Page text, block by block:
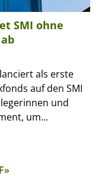
SMI ohne
als erste
auf den SMI
und
um...